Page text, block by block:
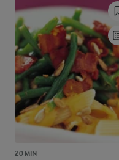
20 MIN